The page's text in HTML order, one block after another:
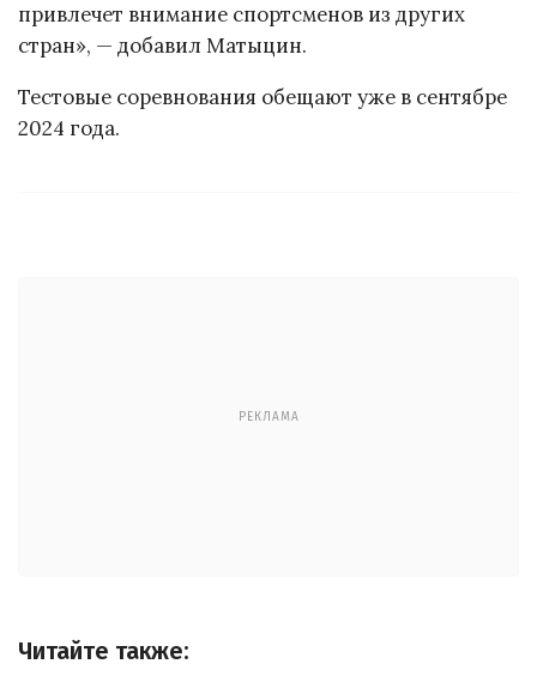
привлечет внимание спортсменов из других
стран», — добавил Матыцин.
Тестовые соревнования обещают уже в сентябре
2024 года.
РЕКЛАМА
Читайте также: